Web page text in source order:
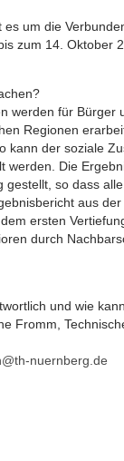
um die
zum 14. Oktober
werden für Bürger
Regionen
kann der soziale
werden. Die
gestellt, so dass
aus
ersten
durch
und wie
Fromm,
nuernberg.de